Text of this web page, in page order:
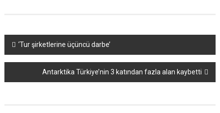
Yazı
dolaşımı
‘Tur şirketlerine üçüncü darbe’
Antarktika Türkiye’nin 3 katından fazla alan kaybetti